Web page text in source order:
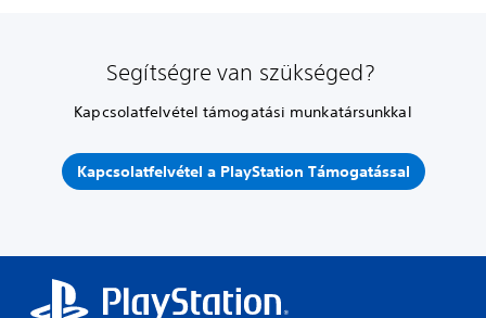
Segítségre van szükséged?
Kapcsolatfelvétel támogatási munkatársunkkal
Kapcsolatfelvétel a PlayStation Támogatással